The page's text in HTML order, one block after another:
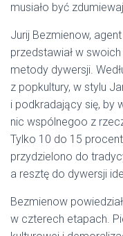
musiało być
Jurij Bezmienow,
przedstawiał w
metody dywersji.
z popkultury, w stylu
i podkradający się, by
nic wspólnegoo z
Tylko 10 do 15
przydzielono do
a resztę do dywersji
Bezmienow
w czterech etapach.